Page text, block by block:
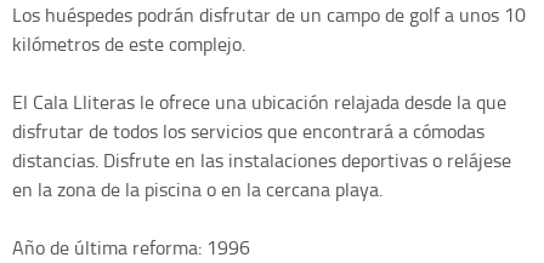
Los huéspedes podrán disfrutar de un campo de golf a unos 10
kilómetros de este complejo.
El Cala Lliteras le ofrece una ubicación relajada desde la que
disfrutar de todos los servicios que encontrará a cómodas
distancias. Disfrute en las instalaciones deportivas o relájese
en la zona de la piscina o en la cercana playa.
Año de última reforma: 1996